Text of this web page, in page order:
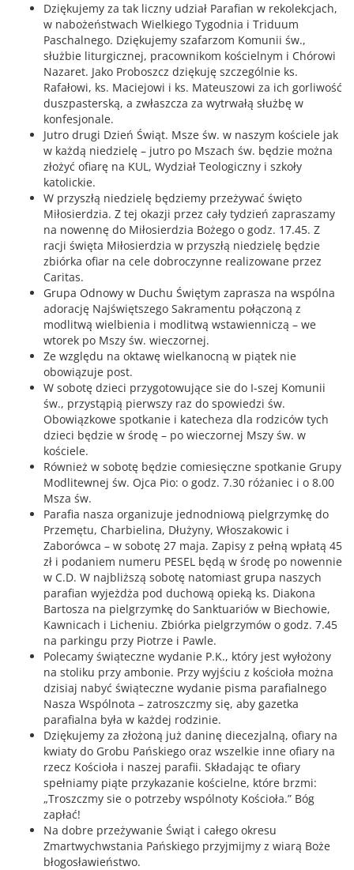
Dziękujemy za tak liczny udział Parafian w rekolekcjach,
w nabożeństwach Wielkiego Tygodnia i Triduum
Paschalnego. Dziękujemy szafarzom Komunii św.,
służbie liturgicznej, pracownikom kościelnym i Chórowi
Nazaret. Jako Proboszcz dziękuję szczególnie ks.
Rafałowi, ks. Maciejowi i ks. Mateuszowi za ich gorliwość
duszpasterską, a zwłaszcza za wytrwałą służbę w
konfesjonale.
Jutro drugi Dzień Świąt. Msze św. w naszym kościele jak
w każdą niedzielę – jutro po Mszach św. będzie można
złożyć ofiarę na KUL, Wydział Teologiczny i szkoły
katolickie.
W przyszłą niedzielę będziemy przeżywać święto
Miłosierdzia. Z tej okazji przez cały tydzień zapraszamy
na nowennę do Miłosierdzia Bożego o godz. 17.45. Z
racji święta Miłosierdzia w przyszłą niedzielę będzie
zbiórka ofiar na cele dobroczynne realizowane przez
Caritas.
Grupa Odnowy w Duchu Świętym zaprasza na wspólna
adorację Najświętszego Sakramentu połączoną z
modlitwą wielbienia i modlitwą wstawienniczą – we
wtorek po Mszy św. wieczornej.
Ze względu na oktawę wielkanocną w piątek nie
obowiązuje post.
W sobotę dzieci przygotowujące sie do I-szej Komunii
św., przystąpią pierwszy raz do spowiedzi św.
Obowiązkowe spotkanie i katecheza dla rodziców tych
dzieci będzie w środę – po wieczornej Mszy św. w
kościele.
Również w sobotę będzie comiesięczne spotkanie Grupy
Modlitewnej św. Ojca Pio: o godz. 7.30 różaniec i o 8.00
Msza św.
Parafia nasza organizuje jednodniową pielgrzymkę do
Przemętu, Charbielina, Dłużyny, Włoszakowic i
Zaborówca – w sobotę 27 maja. Zapisy z pełną wpłatą 45
zł i podaniem numeru PESEL będą w środę po nowennie
w C.D. W najbliższą sobotę natomiast grupa naszych
parafian wyjeżdża pod duchową opieką ks. Diakona
Bartosza na pielgrzymkę do Sanktuariów w Biechowie,
Kawnicach i Licheniu. Zbiórka pielgrzymów o godz. 7.45
na parkingu przy Piotrze i Pawle.
Polecamy świąteczne wydanie P.K., który jest wyłożony
na stoliku przy ambonie. Przy wyjściu z kościoła można
dzisiaj nabyć świąteczne wydanie pisma parafialnego
Nasza Wspólnota – zatroszczmy się, aby gazetka
parafialna była w każdej rodzinie.
Dziękujemy za złożoną już daninę diecezjalną, ofiary na
kwiaty do Grobu Pańskiego oraz wszelkie inne ofiary na
rzecz Kościoła i naszej parafii. Składając te ofiary
spełniamy piąte przykazanie kościelne, które brzmi:
„Troszczmy sie o potrzeby wspólnoty Kościoła.” Bóg
zapłać!
Na dobre przeżywanie Świąt i całego okresu
Zmartwychwstania Pańskiego przyjmijmy z wiarą Boże
błogosławieństwo.